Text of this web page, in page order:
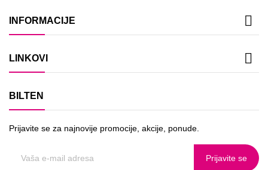
INFORMACIJE 
LINKOVI 
BILTEN
Prijavite se za najnovije promocije, akcije, ponude.
Prijavite se